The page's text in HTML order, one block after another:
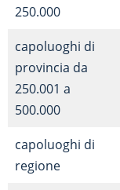
250.000
capoluoghi di
provincia da
250.001 a
500.000
capoluoghi di
regione